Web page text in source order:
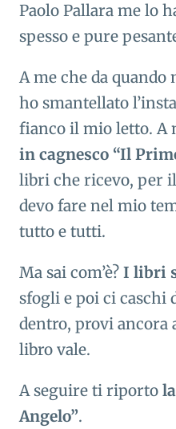
Paolo Pallara me lo
spesso e pure
A me che da
ho smantellato
fianco il mio letto. A
in cagnesco “Il
libri che ricevo, per
devo fare nel mio
tutto e tutti.
Ma sai com’è? I libri
sfogli e poi ci caschi
dentro, provi ancora
libro vale.
A seguire ti riporto
Angelo”.